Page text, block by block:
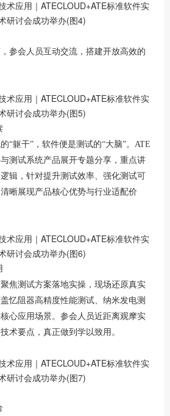
参会人员互动交流，搭建开放高效的
“躯干”，软件便是测试的“大脑”。ATE
测试系统产品展开专题分享，重点讲
辑，针对提升测试效率、强化测试可
晰展现产品核心优势与行业适配价
焦测试方案落地实操，现场还原真实
忆阻器高精度性能测试、纳米发电测
心应用场景。参会人员近距离观摩实
术要点，真正做到学以致用。